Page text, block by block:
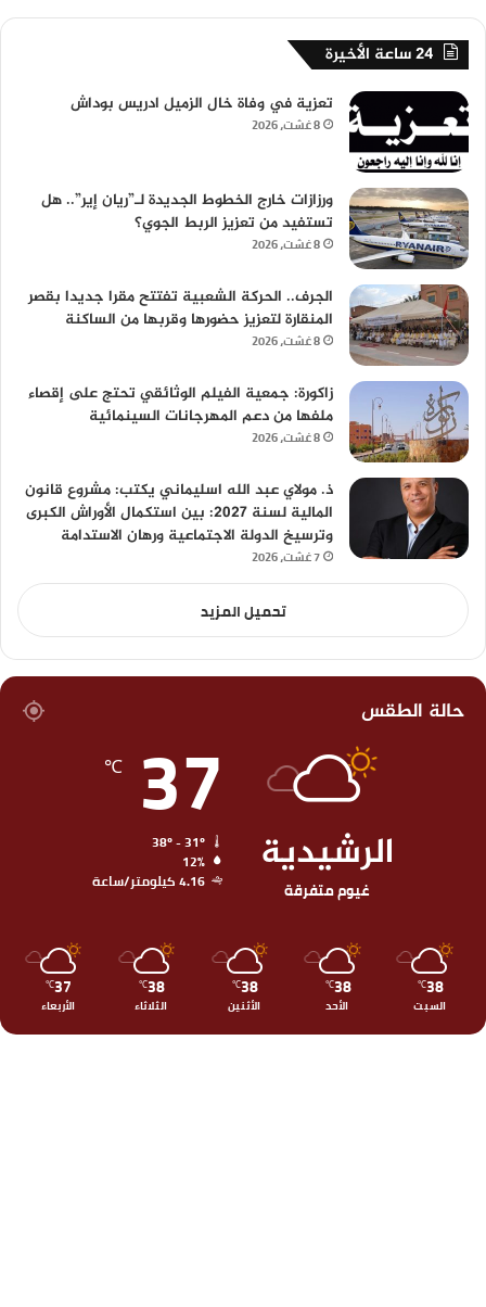
24 ساعة الأخيرة
تعزية في وفاة خال الزميل ادريس بوداش
8 غشت، 2026
ورزازات خارج الخطوط الجديدة لـ”ريان إير”.. هل
تستفيد من تعزيز الربط الجوي؟
8 غشت، 2026
الجرف.. الحركة الشعبية تفتتح مقرا جديدا بقصر
المنقارة لتعزيز حضورها وقربها من الساكنة
8 غشت، 2026
زاكورة: جمعية الفيلم الوثائقي تحتج على إقصاء
ملفها من دعم المهرجانات السينمائية
8 غشت، 2026
ذ. مولاي عبد الله اسليماني يكتب: مشروع قانون
المالية لسنة 2027: بين استكمال الأوراش الكبرى
وترسيخ الدولة الاجتماعية ورهان الاستدامة
7 غشت، 2026
تحميل المزيد
حالة الطقس
الرشيدية
غيوم متفرقة
37
℃
12%
4.16 كيلومتر/ساعة
38
℃
السبت
38
℃
الأحد
38
℃
الأثنين
38
℃
الثلاثاء
37
℃
الأربعاء